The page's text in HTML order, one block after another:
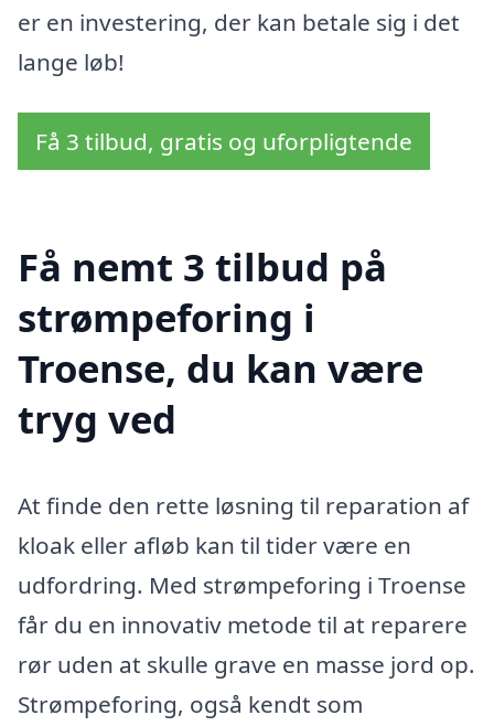
er en investering, der kan betale sig i det
lange løb!
Få 3 tilbud, gratis og uforpligtende
Få nemt 3 tilbud på
strømpeforing i
Troense, du kan være
tryg ved
At finde den rette løsning til reparation af
kloak eller afløb kan til tider være en
udfordring. Med strømpeforing i Troense
får du en innovativ metode til at reparere
rør uden at skulle grave en masse jord op.
Strømpeforing, også kendt som